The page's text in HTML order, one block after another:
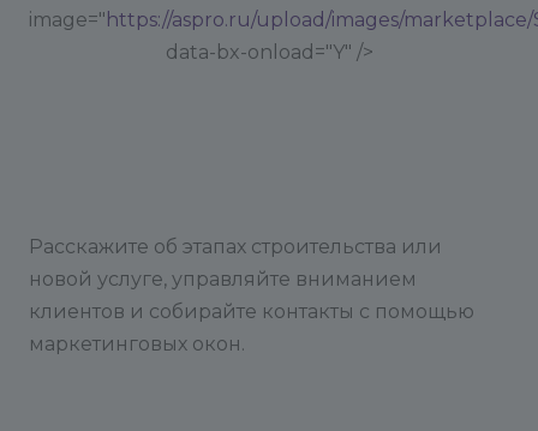
image=" https://aspro.ru/upload/images/
data-bx-onload="Y" />
Расскажите об этапах строительства или
новой услуге, управляйте вниманием
клиентов и собирайте контакты с помощью
маркетинговых окон.